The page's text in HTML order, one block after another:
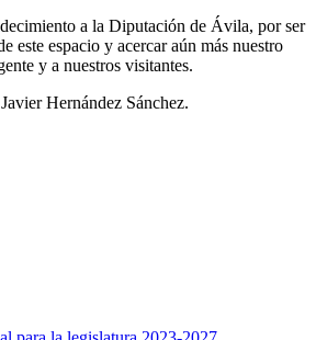
a la Diputación de Ávila, por ser
este espacio y acercar aún más nuestro
y a nuestros visitantes.
Hernández Sánchez.